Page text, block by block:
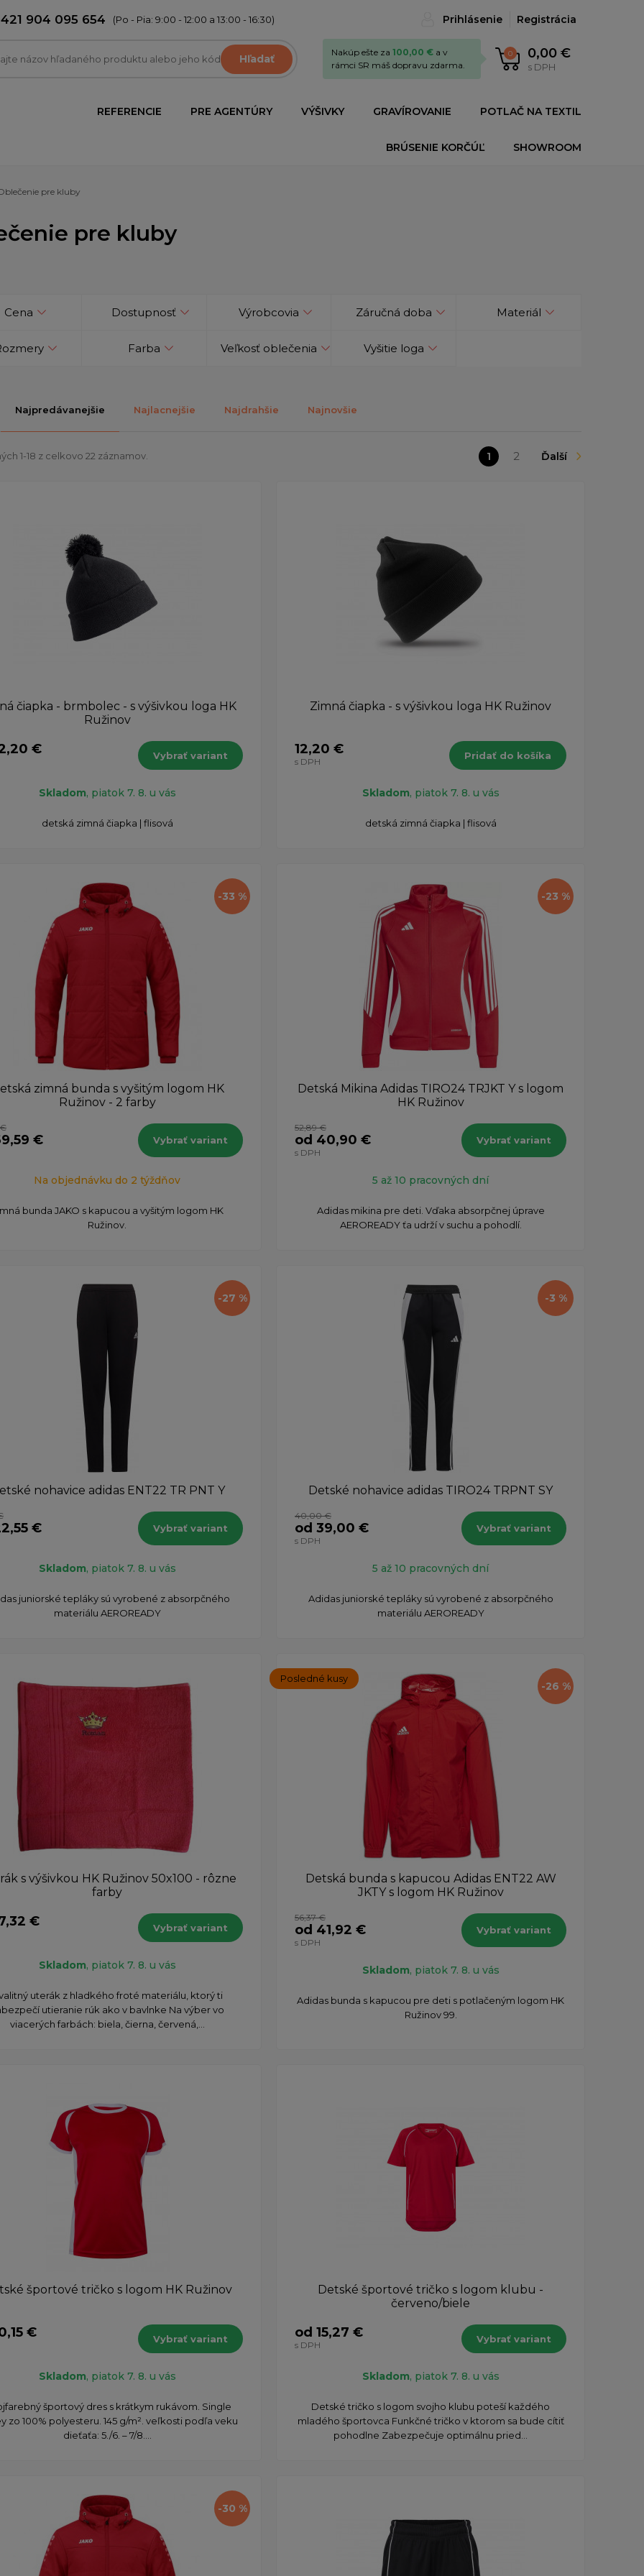
904 095 654 (Po - Pia: 9:00 - 12:00 a 13:00 - 16:30) Prihlásenie Registrácia
Hľadať 0 0,00 €
s DPH
Nakúp ešte za 100,00 € a v
rámci SR máš dopravu zdarma.
REFERENCIE PRE AGENTÚRY VÝŠIVKY GRAVÍROVANIE POTLAČ NA TEXTIL
BRÚSENIE KORČÚĽ SHOWROOM
pre kluby
pre kluby
Cena Dostupnosť Výrobcovia Záručná doba Materiál
Farba Veľkosť oblečenia Vyšitie loga
Najpredávanejšie Najlacnejšie Najdrahšie Najnovšie
1-18 z celkovo 22 záznamov. 1 2 Ďalší
čiapka - brmbolec - s výšivkou loga HK
Ružinov
€ Vybrať variant
Skladom, piatok 7. 8. u vás
detská zimná čiapka | flisová
Zimná čiapka - s výšivkou loga HK Ružinov
12,20 €
s DPH
Pridať do košíka
Skladom, piatok 7. 8. u vás
detská zimná čiapka | flisová
-33 %
zimná bunda s vyšitým logom HK
Ružinov - 2 farby
€ Vybrať variant
Na objednávku do 2 týždňov
bunda JAKO s kapucou a vyšitým logom HK
Ružinov.
-23 %
Detská Mikina Adidas TIRO24 TRJKT Y s logom
HK Ružinov
52,89 €
od 40,90 €
s DPH
Vybrať variant
5 až 10 pracovných dní
Adidas mikina pre deti. Vďaka absorpčnej úprave
AEROREADY ťa udrží v suchu a pohodlí.
-27 %
nohavice adidas ENT22 TR PNT Y
€ Vybrať variant
Skladom, piatok 7. 8. u vás
juniorské tepláky sú vyrobené z absorpčného
materiálu AEROREADY
-3 %
Detské nohavice adidas TIRO24 TRPNT SY
40,00 €
od 39,00 €
s DPH
Vybrať variant
5 až 10 pracovných dní
Adidas juniorské tepláky sú vyrobené z absorpčného
materiálu AEROREADY
s výšivkou HK Ružinov 50x100 - rôzne
farby
€ Vybrať variant
Skladom, piatok 7. 8. u vás
uterák z hladkého froté materiálu, ktorý ti
utieranie rúk ako v bavlnke Na výber vo
viacerých farbách: biela, čierna, červená,...
-26 %
Posledné kusy
Detská bunda s kapucou Adidas ENT22 AW
JKTY s logom HK Ružinov
56,37 €
od 41,92 €
s DPH
Vybrať variant
Skladom, piatok 7. 8. u vás
Adidas bunda s kapucou pre deti s potlačeným logom HK
Ružinov 99.
športové tričko s logom HK Ružinov
€ Vybrať variant
Skladom, piatok 7. 8. u vás
športový dres s krátkym rukávom. Single
zo 100% polyesteru. 145 g/m². veľkosti podľa veku
dieťaťa: 5./6. – 7/8....
Detské športové tričko s logom klubu -
červeno/biele
od 15,27 €
s DPH
Vybrať variant
Skladom, piatok 7. 8. u vás
​Detské tričko s logom svojho klubu poteší každého
mladého športovca Funkčné tričko v ktorom sa bude cítiť
pohodlne Zabezpečuje optimálnu pried...
-30 %